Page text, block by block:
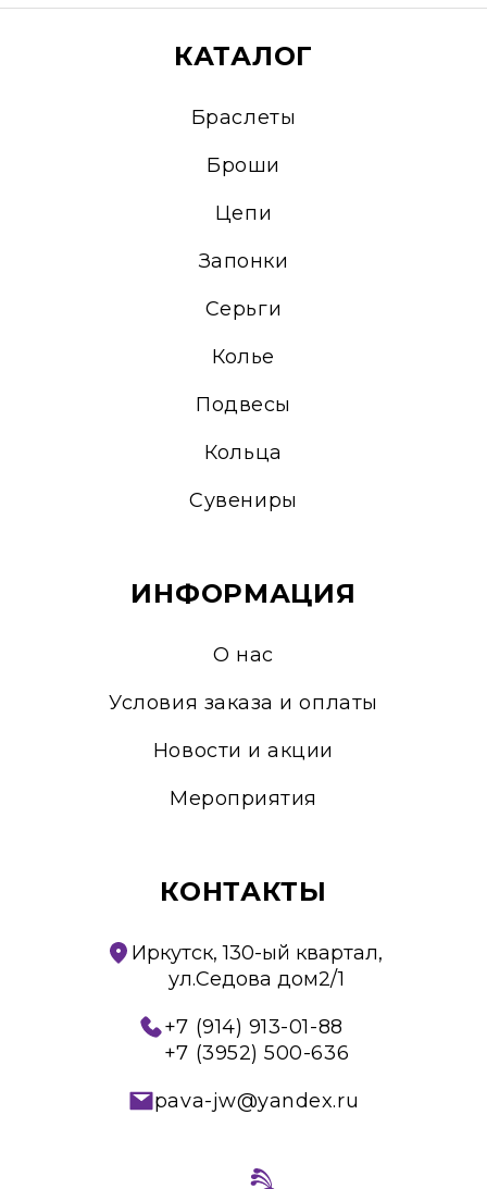
КАТАЛОГ
Браслеты
Броши
Цепи
Запонки
Серьги
Колье
Подвесы
Кольца
Сувениры
ИНФОРМАЦИЯ
О нас
Условия заказа и оплаты
Новости и акции
Мероприятия
КОНТАКТЫ
Иркутск, 130-ый квартал,
ул.Седова дом2/1
+7 (914) 913-01-88
+7 (3952) 500-636
pava-jw@yandex.ru